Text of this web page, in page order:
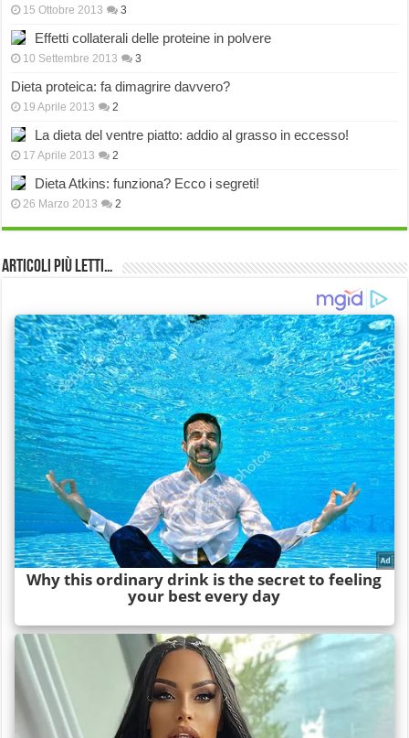
15 Ottobre 2013 3
Effetti collaterali delle proteine in polvere
10 Settembre 2013 3
Dieta proteica: fa dimagrire davvero?
19 Aprile 2013 2
La dieta del ventre piatto: addio al grasso in eccesso!
17 Aprile 2013 2
Dieta Atkins: funziona? Ecco i segreti!
26 Marzo 2013 2
Articoli più Letti…